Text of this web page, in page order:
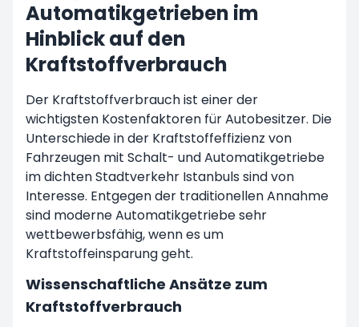
Automatikgetrieben im
Hinblick auf den
Kraftstoffverbrauch
Der Kraftstoffverbrauch ist einer der
wichtigsten Kostenfaktoren für Autobesitzer. Die
Unterschiede in der Kraftstoffeffizienz von
Fahrzeugen mit Schalt- und Automatikgetriebe
im dichten Stadtverkehr Istanbuls sind von
Interesse. Entgegen der traditionellen Annahme
sind moderne Automatikgetriebe sehr
wettbewerbsfähig, wenn es um
Kraftstoffeinsparung geht.
Wissenschaftliche Ansätze zum
Kraftstoffverbrauch